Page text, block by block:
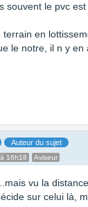
souvent le pvc
en
le notre, il n y en
Auteur du sujet
16h18 Aviseur
vu la
sur celui là,